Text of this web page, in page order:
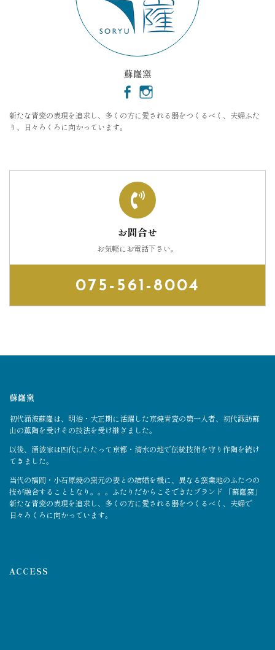
蘇嶐窯
新たな青瓷の表現を追求し、多くの方に愛される器をつくるべく、夫婦ふた
り、日々ろくろに向かっています。
お問合せ
お気軽にお電話下さい。
075-561-8004
蘇嶐窯
初代涌波蘇嶐は、明治・大正期に活躍した京焼青瓷の第一人者、初代諏訪蘇
山の薫陶を受けその技法を受け継ぎました。
以後、涌波家は四代にわたって京都・清水の地で伝統技術を守り作陶を続け
てきました。
当代の福岡・小石原焼の窯元の妻との結婚を機に、異なる窯業地のふたつの
技が融合することとなり。。。ふたりだからこそできたブランド 「蘇嶐窯」
新たな青瓷の表現を追求し、多くの方に愛される器をつくるべく、夫婦で
日々ろくろに向かっています。
ACCESS